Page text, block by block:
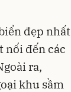
đẹp nhất
nối đến các
ra,
khu sầm